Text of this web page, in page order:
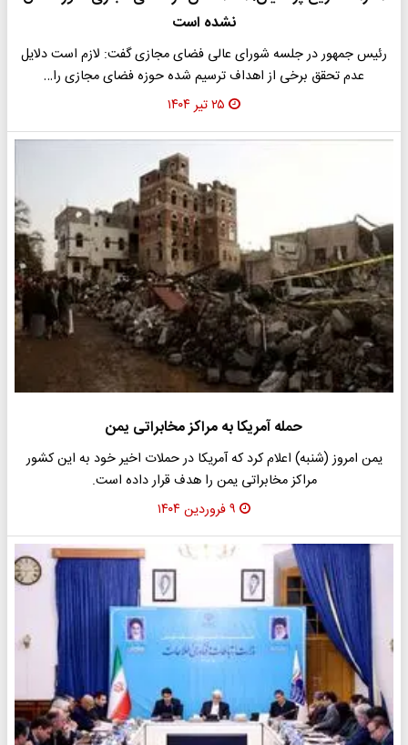
نشده است
رئیس جمهور در جلسه شورای عالی فضای مجازی گفت: لازم است دلایل
عدم تحقق برخی از اهداف ترسیم شده حوزه فضای مجازی را…
۲۵ تیر ۱۴۰۴
حمله آمریکا به مراکز مخابراتی یمن
یمن امروز (شنبه) اعلام کرد که آمریکا در حملات اخیر خود به این کشور
مراکز مخابراتی یمن را هدف قرار داده است.
۹ فروردین ۱۴۰۴